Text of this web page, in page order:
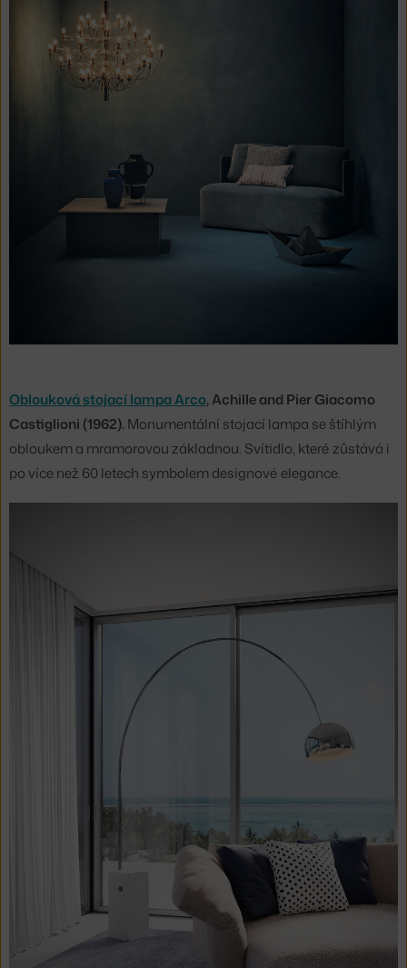
Oblouková stojací lampa Arco, Achille and Pier Giacomo
Castiglioni (1962). Monumentální stojací lampa se štíhlým
obloukem a mramorovou základnou. Svítidlo, které zůstává i
po více než 60 letech symbolem designové elegance.